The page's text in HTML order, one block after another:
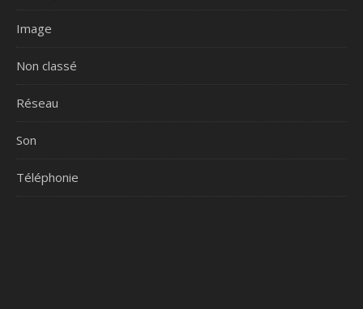
Image
Non classé
Réseau
Son
Téléphonie